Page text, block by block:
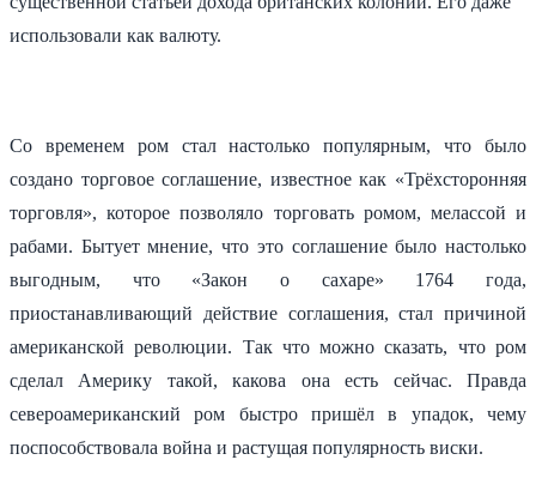
использовали как валюту.
Со временем ром стал настолько популярным, что было
создано торговое соглашение, известное как «Трёхсторонняя
торговля», которое позволяло торговать ромом, мелассой и
рабами. Бытует мнение, что это соглашение было настолько
выгодным, что «Закон о сахаре» 1764 года,
приостанавливающий действие соглашения, стал причиной
американской революции. Так что можно сказать, что ром
сделал Америку такой, какова она есть сейчас. Правда
североамериканский ром быстро пришёл в упадок, чему
поспособствовала война и растущая популярность виски.